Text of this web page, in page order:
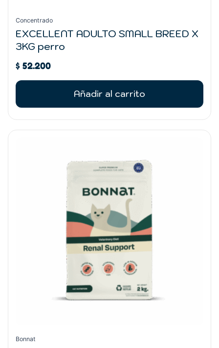
Concentrado
EXCELLENT ADULTO SMALL BREED X
3KG perro
$ 52.200
Añadir al carrito
Bonnat